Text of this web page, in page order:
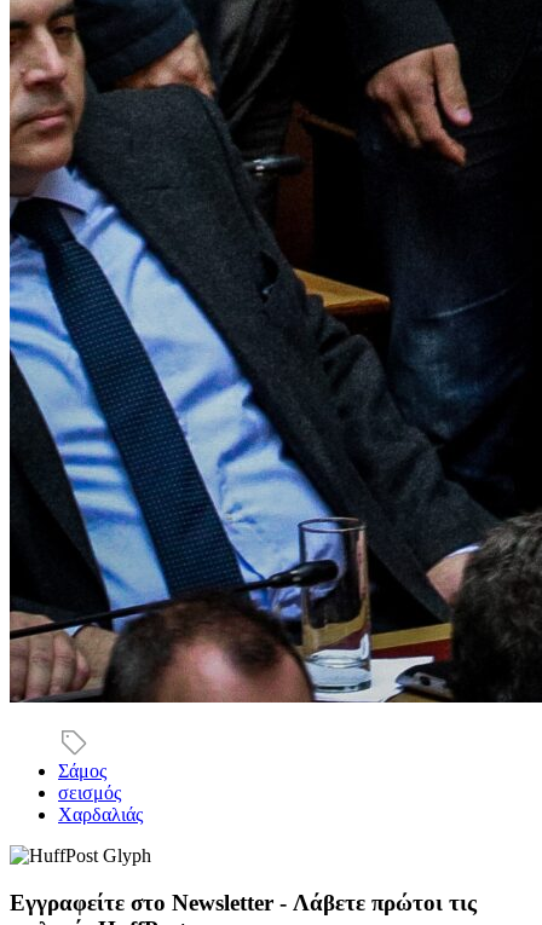
Σάμος
σεισμός
Χαρδαλιάς
Εγγραφείτε στο Newsletter - Λάβετε πρώτοι τις